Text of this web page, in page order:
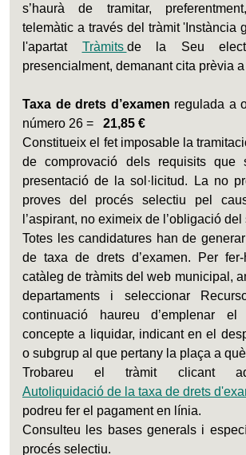
s’haurà de tramitar,
telemàtic a través del tràmit 'Instància
l'apartat Tràmits de la Seu
presencialment, demanant cita prèvia
Taxa de drets d’examen regulada a
número 26 = 21,85 €
Constitueix el fet imposable la
de comprovació dels requisits que
presentació de la sol·licitud. La no
proves del procés selectiu pel
l’aspirant, no eximeix de l’obligació
Totes les candidatures han de
de taxa de drets d’examen. Per
catàleg de tràmits del web municipal,
departaments i seleccionar
continuació haureu d’emplenar
concepte a liquidar, indicant en el
o subgrup al que pertany la plaça a
Trobareu el tràmit clicant
Autoliquidació de la taxa de drets
podreu fer el pagament en línia.
Consulteu les bases generals i
procés selectiu.